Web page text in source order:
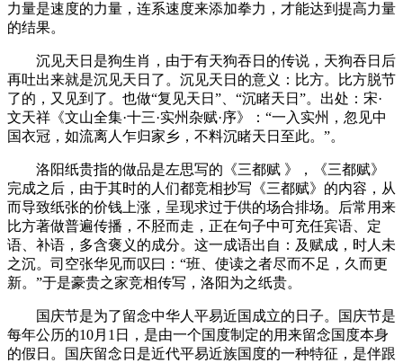
力量是速度的力量，连系速度来添加拳力，才能达到提高力量
的结果。
沉见天日是狗生肖，由于有天狗吞日的传说，天狗吞日后
再吐出来就是沉见天日了。沉见天日的意义：比方。比方脱节
了的，又见到了。也做“复见天日”、“沉睹天日”。出处：宋·
文天祥《文山全集·十三·实州杂赋·序》：“一入实州，忽见中
国衣冠，如流离人乍归家乡，不料沉睹天日至此。”。
洛阳纸贵指的做品是左思写的《三都赋 》，《三都赋》
完成之后，由于其时的人们都竞相抄写《三都赋》的内容，从
而导致纸张的价钱上涨，呈现求过于供的场合排场。后常用来
比方著做普遍传播，不胫而走，正在句子中可充任宾语、定
语、补语，多含褒义的成分。这一成语出自：及赋成，时人未
之沉。司空张华见而叹曰：“班、使读之者尽而不足，久而更
新。”于是豪贵之家竞相传写，洛阳为之纸贵。
国庆节是为了留念中华人平易近国成立的日子。国庆节是
每年公历的10月1日，是由一个国度制定的用来留念国度本身
的假日。国庆留念日是近代平易近族国度的一种特征，是伴跟